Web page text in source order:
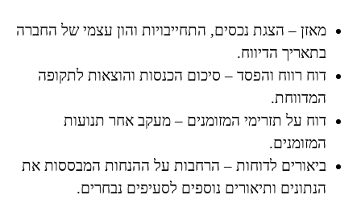
מאזן – הצגת נכסים, התחייבויות והון עצמי של החברה
בתאריך הדיווח.
דוח רווח והפסד – סיכום הכנסות והוצאות לתקופה
המדווחת.
דוח על תזרימי המזומנים – מעקב אחר תנועות
המזומנים.
ביאורים לדוחות – הרחבות על ההנחות המבססות את
הנתונים ותיאורים נוספים לסעיפים נבחרים.